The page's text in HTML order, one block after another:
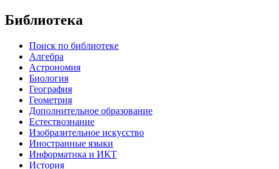
Библиотека
Поиск по библиотеке
Алгебра
Астрономия
Биология
География
Геометрия
Дополнительное образование
Естествознание
Изобразительное искусство
Иностранные языки
Информатика и ИКТ
История